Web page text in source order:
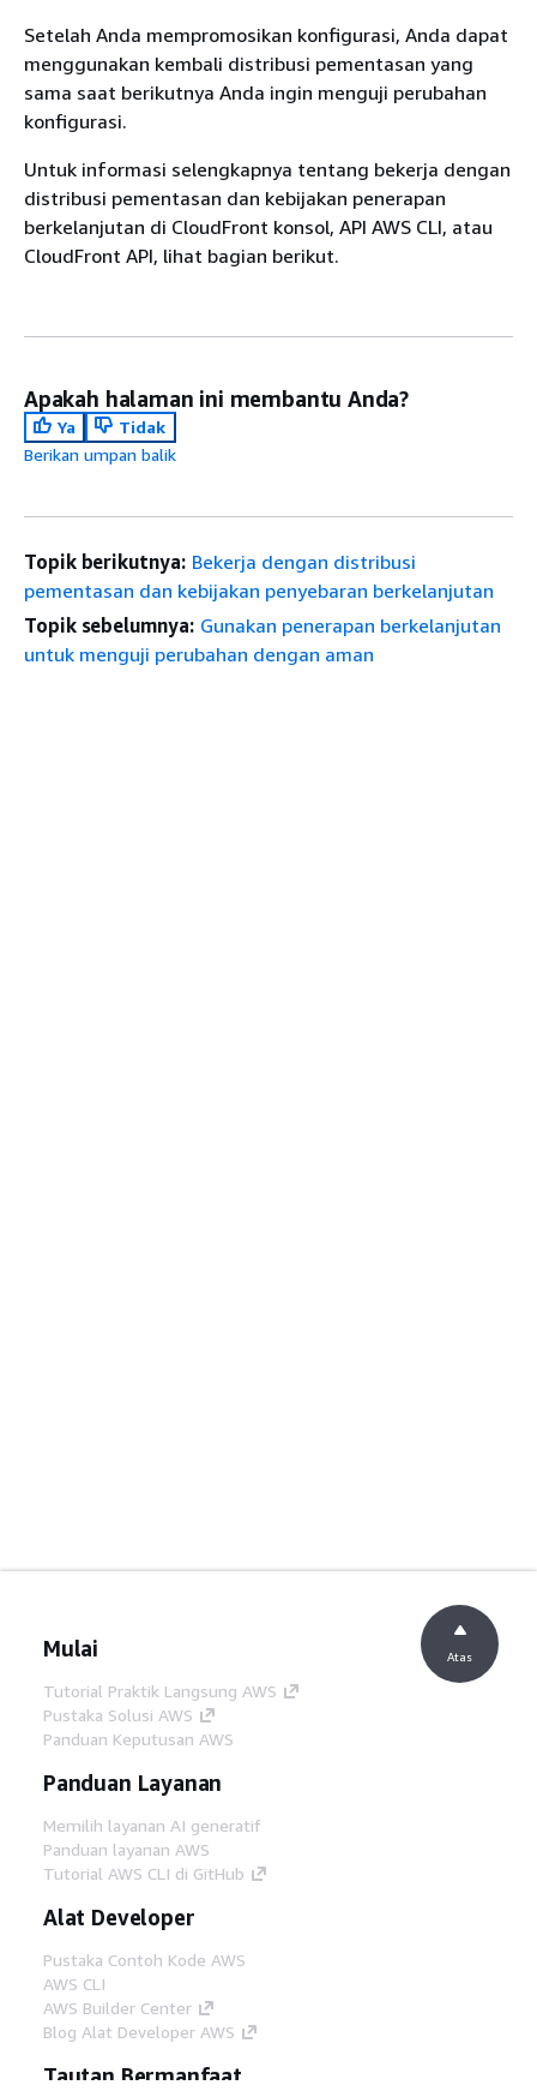
Setelah Anda mempromosikan konfigurasi, Anda dapat
menggunakan kembali distribusi pementasan yang
sama saat berikutnya Anda ingin menguji perubahan
konfigurasi.
Untuk informasi selengkapnya tentang bekerja dengan
distribusi pementasan dan kebijakan penerapan
berkelanjutan di CloudFront konsol, API AWS CLI, atau
CloudFront API, lihat bagian berikut.
Apakah halaman ini membantu Anda?
Ya
Tidak
Berikan umpan balik
Topik berikutnya: Bekerja dengan distribusi
pementasan dan kebijakan penyebaran berkelanjutan
Topik sebelumnya: Gunakan penerapan berkelanjutan
untuk menguji perubahan dengan aman
Mulai
Tutorial Praktik Langsung AWS
Pustaka Solusi AWS
Panduan Keputusan AWS
Panduan Layanan
Memilih layanan AI generatif
Panduan layanan AWS
Tutorial AWS CLI di GitHub
Alat Developer
Pustaka Contoh Kode AWS
AWS CLI
AWS Builder Center
Blog Alat Developer AWS
Tautan Bermanfaat
Atas